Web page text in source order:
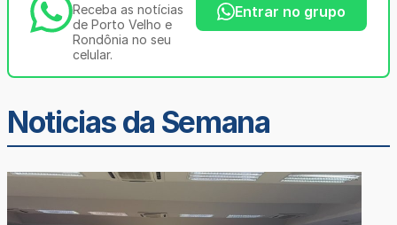
Receba as notícias
de Porto Velho e
Rondônia no seu
celular.
Entrar no grupo
Noticias da Semana